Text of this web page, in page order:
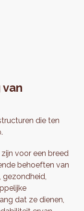
die ten
voor een breed
behoeften van
gezondheid,
dat ze dienen,